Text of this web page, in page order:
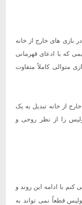
های خارج از خانه
که با ادعای قهرمانی
متوالی کاملاً متفاوت
از خانه تبدیل به یک
را از نظر روحی و
با ادامه این روند و
قطعاً نمی تواند به